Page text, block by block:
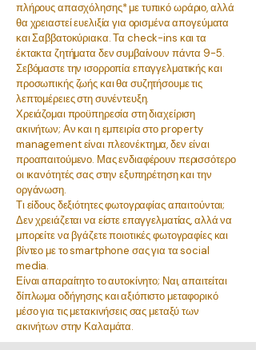
πλήρους απασχόλησης* με τυπικό ωράριο, αλλά
θα χρειαστεί ευελιξία για ορισμένα απογεύματα
και Σαββατοκύριακα. Τα check-ins και τα
έκτακτα ζητήματα δεν συμβαίνουν πάντα 9-5.
Σεβόμαστε την ισορροπία επαγγελματικής και
προσωπικής ζωής και θα συζητήσουμε τις
λεπτομέρειες στη συνέντευξη.
Χρειάζομαι προϋπηρεσία στη διαχείριση
ακινήτων; Αν και η εμπειρία στο property
management είναι πλεονέκτημα, δεν είναι
προαπαιτούμενο. Μας ενδιαφέρουν περισσότερο
οι ικανότητές σας στην εξυπηρέτηση και την
οργάνωση.
Τι είδους δεξιότητες φωτογραφίας απαιτούνται;
Δεν χρειάζεται να είστε επαγγελματίας, αλλά να
μπορείτε να βγάζετε ποιοτικές φωτογραφίες και
βίντεο με το smartphone σας για τα social
media.
Είναι απαραίτητο το αυτοκίνητο; Ναι, απαιτείται
δίπλωμα οδήγησης και αξιόπιστο μεταφορικό
μέσο για τις μετακινήσεις σας μεταξύ των
ακινήτων στην Καλαμάτα.